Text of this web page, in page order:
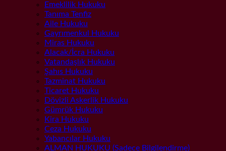
Emeklilik Hukuku
Tanıma Tenfiz
Aile Hukuku
Gayrımenkul Hukuku
Miras Hukuku
Alacak/İcra Hukuku
Vatandaşlık Hukuku
Şahıs Hukuku
Tazminat Hukuku
Ticaret Hukuku
Dövizli Askerlik Hukuku
Gümrük Hukuku
Kira Hukuku
Ceza Hukuku
Yabancılar Hukuku
ALMAN HUKUKU (Sadece Bilgilendirme)